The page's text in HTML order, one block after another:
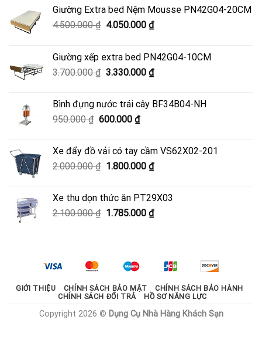
Giường Extra bed Nệm Mousse PN42G04-20CM
4.500.000₫ Giá
4.500.000 ₫.
4.050.000 ₫Giá
là:
4.050.000 ₫.
Giường xếp extra bed PN42G04-10CM
3.700.000₫ Giá
3.700.000 ₫.
3.330.000 ₫Giá
là:
Bình đựng nước trái cây BF34B04-NH
950.000₫ Giá
950.000 ₫.
600.000 ₫Giá
là:
600.000 ₫.
Xe đẩy đồ vải có tay cầm VS62X02-201
2.000.000₫ Giá
2.000.000 ₫.
1.800.000 ₫Giá
là:
1.800.000 ₫.
Xe thu dọn thức ăn PT29X03
2.100.000₫ Giá
1.785.000 ₫Giá
1.785.000 ₫.
GIỚI THIỆU CHÍNH SÁCH BẢO MẬT
CHÍNH SÁCH BẢO HÀNH
CHÍNH SÁCH ĐỔI TRẢ
HỒ SƠ NĂNG LỰC
Copyright 2026 © Dụng Cụ Nhà Hàng Khách Sạn